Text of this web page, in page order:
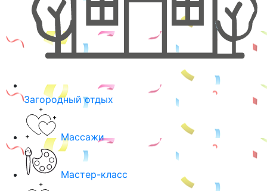
Загородный отдых
Массажи
Мастер-класс